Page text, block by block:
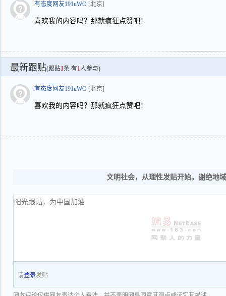
有态度网友191uWO [北京]
喜欢我的内容吗？那就疯狂点赞吧！
最新跟贴(跟贴1条 有1人参与)
有态度网友191uWO [北京]
喜欢我的内容吗？那就疯狂点赞吧！
文明社会，从理性发贴开始。谢绝地
请登录发贴